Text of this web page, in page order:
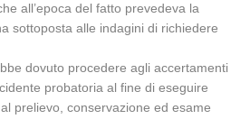
all’epoca del fatto prevedeva la
sottoposta alle indagini di richiedere
dovuto procedere agli accertamenti
probatoria al fine di eseguire
prelievo, conservazione ed esame